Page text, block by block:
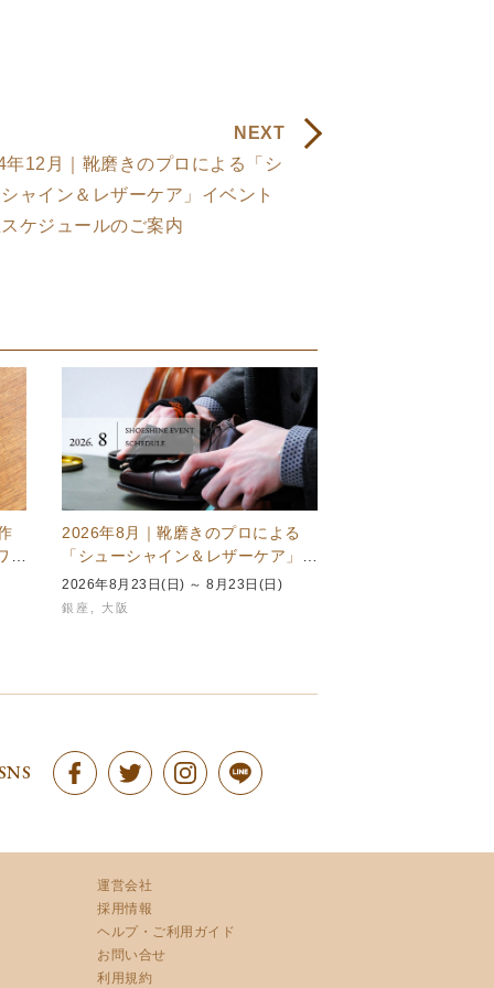
NEXT
年12月｜靴磨きのプロによる「シ
シャイン＆レザーケア」イベント
ケジュールのご案内
2026年8月｜靴磨きのプロによる
「シューシャイン＆レザーケア」イ
ベント開催スケジュール
2026年8月23日(日) ～ 8月23日(日)
銀座 大阪
運営会社
採用情報
ヘルプ・ご利用ガイド
お問い合せ
利用規約